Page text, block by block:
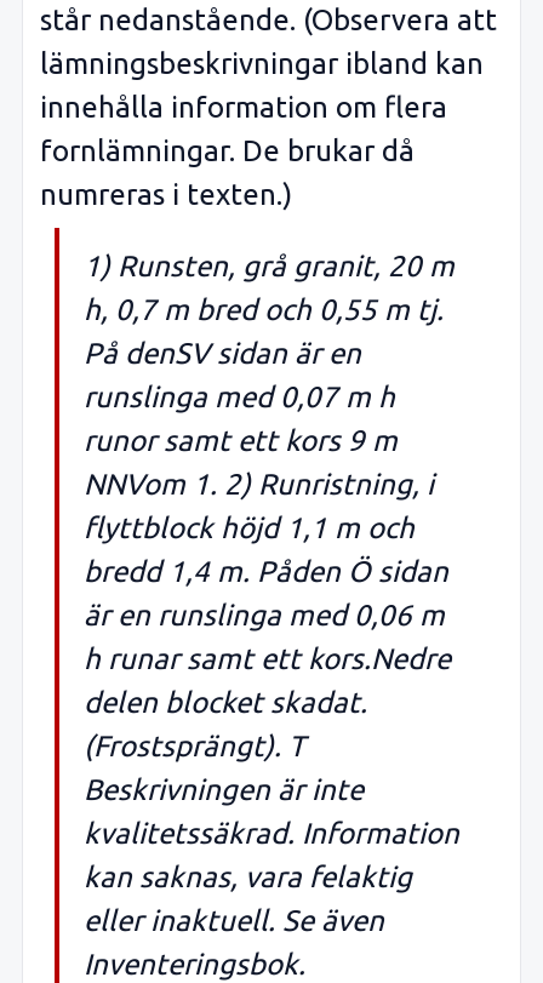
står nedanstående. (Observera att
lämningsbeskrivningar ibland kan
innehålla information om flera
fornlämningar. De brukar då
numreras i texten.)
1) Runsten, grå granit, 20 m
h, 0,7 m bred och 0,55 m tj.
På denSV sidan är en
runslinga med 0,07 m h
runor samt ett kors 9 m
NNVom 1. 2) Runristning, i
flyttblock höjd 1,1 m och
bredd 1,4 m. Påden Ö sidan
är en runslinga med 0,06 m
h runar samt ett kors.Nedre
delen blocket skadat.
(Frostsprängt). T
Beskrivningen är inte
kvalitetssäkrad. Information
kan saknas, vara felaktig
eller inaktuell. Se även
Inventeringsbok.